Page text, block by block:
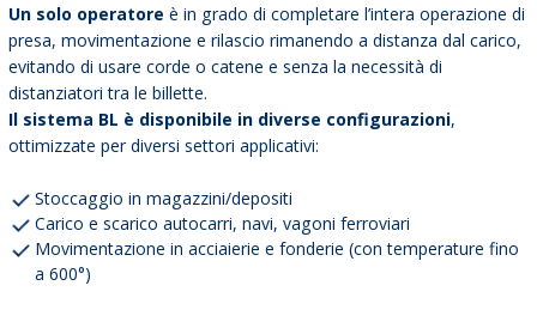
Un solo operatore è in grado di completare l’intera operazione di
presa, movimentazione e rilascio rimanendo a distanza dal carico,
evitando di usare corde o catene e senza la necessità di
distanziatori tra le billette.
Il sistema BL è disponibile in diverse configurazioni,
ottimizzate per diversi settori applicativi:
Stoccaggio in magazzini/depositi
Carico e scarico autocarri, navi, vagoni ferroviari
Movimentazione in acciaierie e fonderie (con temperature fino
a 600°)